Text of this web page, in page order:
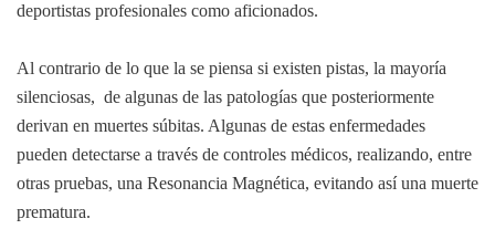
deportistas profesionales como aficionados.
Al contrario de lo que la se piensa si existen pistas, la mayoría
silenciosas, de algunas de las patologías que posteriormente
derivan en muertes súbitas. Algunas de estas enfermedades
pueden detectarse a través de controles médicos, realizando, entre
otras pruebas, una Resonancia Magnética, evitando así una muerte
prematura.